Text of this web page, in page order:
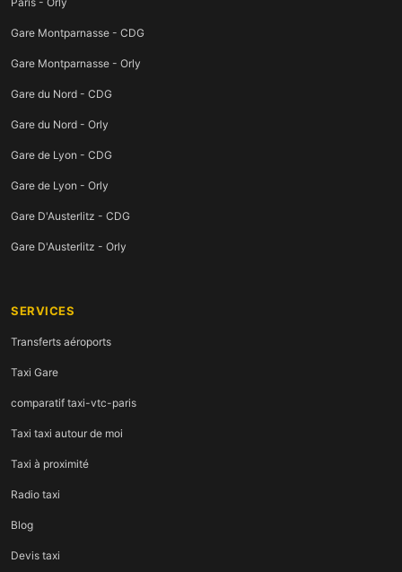
Gare Montparnasse - CDG
Gare Montparnasse - Orly
Gare du Nord - CDG
Gare du Nord - Orly
Gare de Lyon - CDG
Gare de Lyon - Orly
Gare D'Austerlitz - CDG
Gare D'Austerlitz - Orly
SERVICES
Transferts aéroports
Taxi Gare
comparatif taxi-vtc-paris
Taxi taxi autour de moi
Taxi à proximité
Radio taxi
Blog
Devis taxi